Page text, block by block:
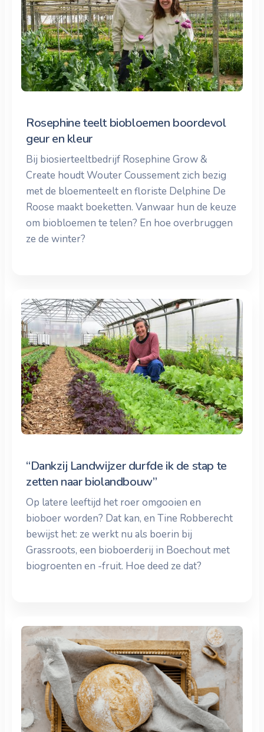
Rosephine teelt biobloemen boordevol
geur en kleur
Bij biosierteeltbedrijf Rosephine Grow &
Create houdt Wouter Coussement zich bezig
met de bloementeelt en floriste Delphine De
Roose maakt boeketten. Vanwaar hun de keuze
om biobloemen te telen? En hoe overbruggen
ze de winter?
“Dankzij Landwijzer durfde ik de stap te
zetten naar biolandbouw”
Op latere leeftijd het roer omgooien en
bioboer worden? Dat kan, en Tine Robberecht
bewijst het: ze werkt nu als boerin bij
Grassroots, een bioboerderij in Boechout met
biogroenten en -fruit. Hoe deed ze dat?